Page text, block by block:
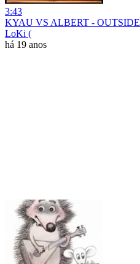
3:43
KYAU VS ALBERT - OUTSIDE
LoKi (
há 19 anos